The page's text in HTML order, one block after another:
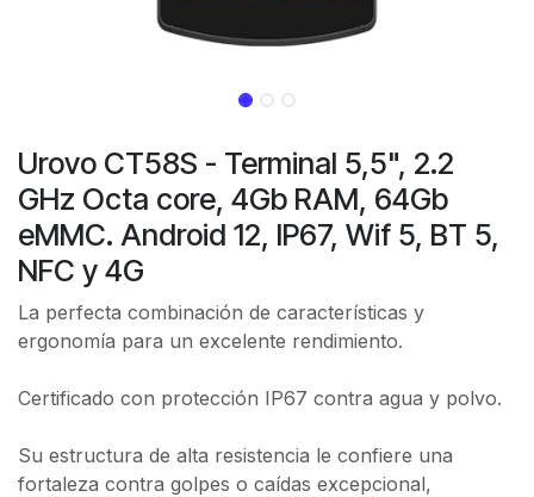
Urovo CT58S - Terminal 5,5", 2.2
GHz Octa core, 4Gb RAM, 64Gb
eMMC. Android 12, IP67, Wif 5, BT 5,
NFC y 4G
La perfecta combinación de características y
ergonomía para un excelente rendimiento.
Certificado con protección IP67 contra agua y polvo.
Su estructura de alta resistencia le confiere una
fortaleza contra golpes o caídas excepcional,